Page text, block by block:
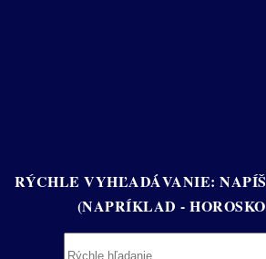
RÝCHLE VYHĽADÁVANIE:
(NAPRÍKLAD -